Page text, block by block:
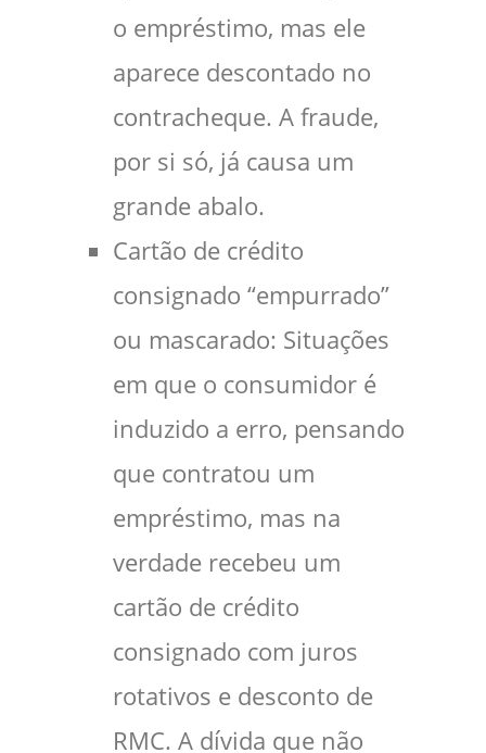
o empréstimo, mas ele
aparece descontado no
contracheque. A fraude,
por si só, já causa um
grande abalo.
Cartão de crédito
consignado “empurrado”
ou mascarado: Situações
em que o consumidor é
induzido a erro, pensando
que contratou um
empréstimo, mas na
verdade recebeu um
cartão de crédito
consignado com juros
rotativos e desconto de
RMC. A dívida que não